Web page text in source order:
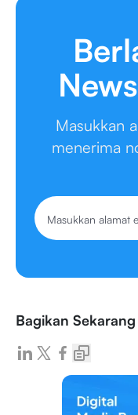
Masukkan
menerima
Bagikan Sekarang